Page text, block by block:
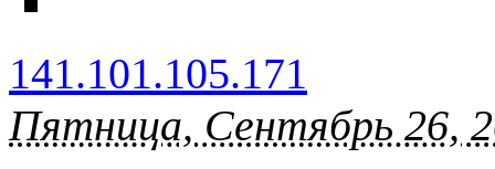
141.101.105.171
Пятница, Сентябрь 26,